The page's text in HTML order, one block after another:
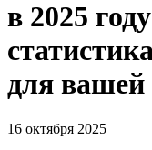
в 2025
для вашей
16 октября 2025